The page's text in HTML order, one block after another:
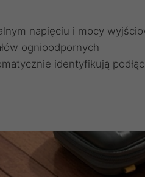
napięciu i mocy
ognioodpornych
identyfikują